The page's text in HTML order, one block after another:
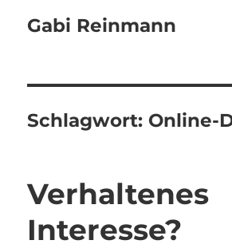
Gabi Reinmann
Schlagwort: Online-
Verhaltenes
Interesse?